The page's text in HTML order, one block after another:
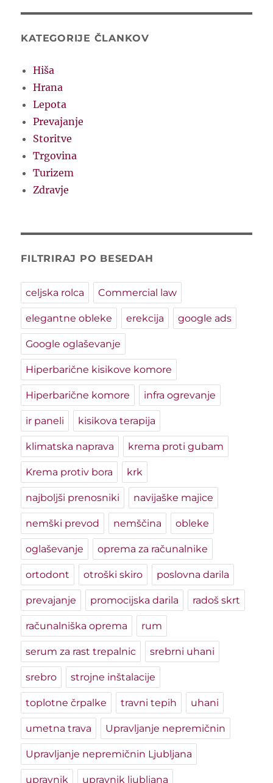
KATEGORIJE ČLANKOV
Hiša
Hrana
Lepota
Prevajanje
Storitve
Trgovina
Turizem
Zdravje
FILTRIRAJ PO BESEDAH
celjska rolca Commercial law
elegantne obleke erekcija google ads
Google oglaševanje
Hiperbarične kisikove komore
Hiperbarične komore infra ogrevanje
ir paneli kisikova terapija
klimatska naprava krema proti gubam
Krema protiv bora krk
najboljši prenosniki navijaške majice
nemški prevod nemščina obleke
oglaševanje oprema za računalnike
ortodont otroški skiro poslovna darila
prevajanje promocijska darila radoš skrt
računalniška oprema rum
serum za rast trepalnic srebrni uhani
srebro strojne inštalacije
toplotne črpalke travni tepih uhani
umetna trava Upravljanje nepremičnin
Upravljanje nepremičnin Ljubljana
upravnik upravnik ljubljana